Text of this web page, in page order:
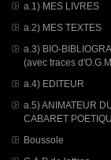
a.1) MES LIVRES
a.2) MES TEXTES
a.3) BIO-
(avec traces
a.4) EDITEUR
a.5) ANIMATEUR
CABARET
Boussole